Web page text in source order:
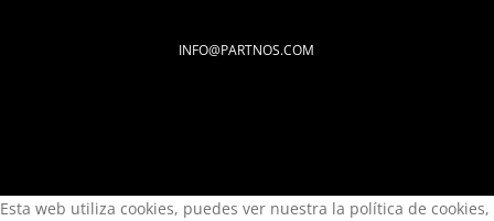
INFO@PARTNOS.COM
Esta web utiliza cookies, puedes ver nuestra la política de cookies,